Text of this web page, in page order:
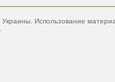
Использование